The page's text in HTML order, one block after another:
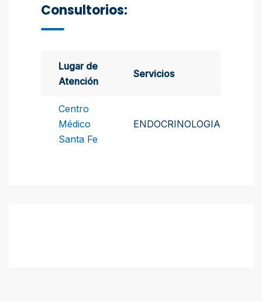
Consultorios:
Lugar de
Atención
Servicios
Centro
Médico
Santa Fe
ENDOCRINOLOGIA